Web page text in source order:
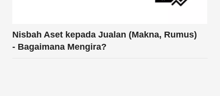
Nisbah Aset kepada Jualan (Makna, Rumus)
- Bagaimana Mengira?